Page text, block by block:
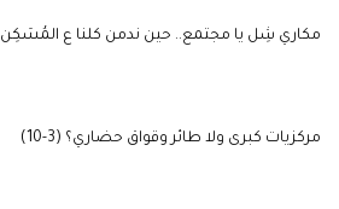
مكاري شِل يا مجتمع.. حين ندمن كلنا ع المُسَكِن
مركزيات كبرى ولا طائر وقواق حضاري؟ (3-10)